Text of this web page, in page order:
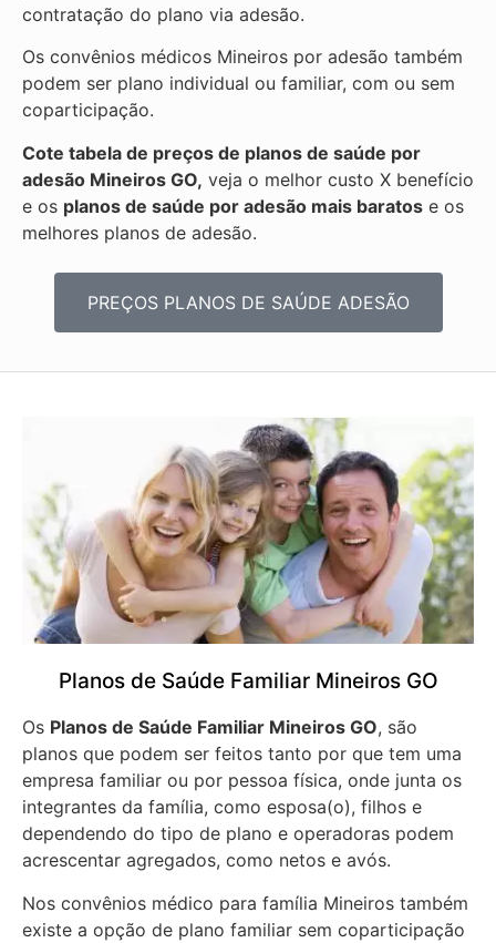
contratação do plano via adesão.
Os convênios médicos Mineiros por adesão também
podem ser plano individual ou familiar, com ou sem
coparticipação.
Cote tabela de preços de planos de saúde por
adesão Mineiros GO, veja o melhor custo X benefício
e os planos de saúde por adesão mais baratos e os
melhores planos de adesão.
PREÇOS PLANOS DE SAÚDE ADESÃO
Planos de Saúde Familiar Mineiros GO
Os Planos de Saúde Familiar Mineiros GO, são
planos que podem ser feitos tanto por que tem uma
empresa familiar ou por pessoa física, onde junta os
integrantes da família, como esposa(o), filhos e
dependendo do tipo de plano e operadoras podem
acrescentar agregados, como netos e avós.
Nos convênios médico para família Mineiros também
existe a opção de plano familiar sem coparticipação